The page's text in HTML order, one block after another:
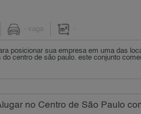
- vaga -
posicionar sua empresa em uma das
centro de são paulo. este conjunto
no Centro de São Paulo